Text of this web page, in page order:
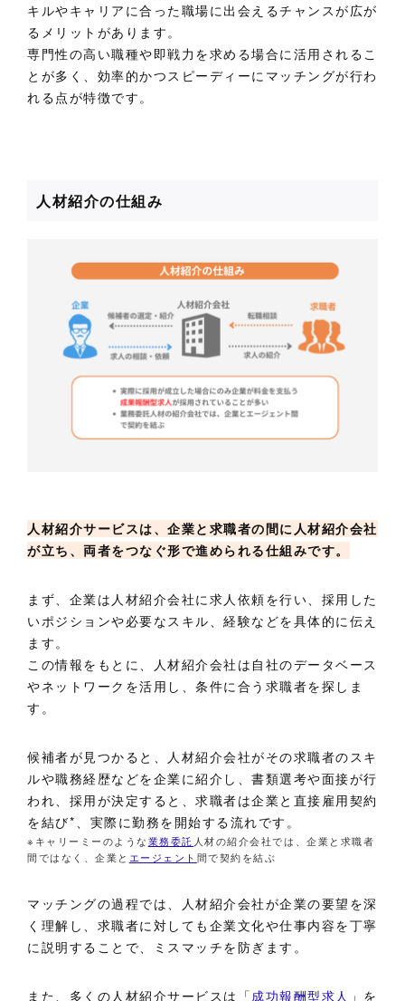
キルやキャリアに合った職場に出会えるチャンスが広が
るメリットがあります。
専門性の高い職種や即戦力を求める場合に活用されるこ
とが多く、効率的かつスピーディーにマッチングが行わ
れる点が特徴です。
人材紹介の仕組み
人材紹介サービスは、企業と求職者の間に人材紹介会社
が立ち、両者をつなぐ形で進められる仕組みです。
まず、企業は人材紹介会社に求人依頼を行い、採用した
いポジションや必要なスキル、経験などを具体的に伝え
ます。
この情報をもとに、人材紹介会社は自社のデータベース
やネットワークを活用し、条件に合う求職者を探しま
す。
候補者が見つかると、人材紹介会社がその求職者のスキ
ルや職務経歴などを企業に紹介し、書類選考や面接が行
われ、採用が決定すると、求職者は企業と直接雇用契約
を結び*、実際に勤務を開始する流れです。
※キャリーミーのような業務委託 人材の紹介会社では、企業と求職者
間ではなく、企業と エージェント 間で契約を結ぶ
マッチングの過程では、人材紹介会社が企業の要望を深
く理解し、求職者に対しても企業文化や仕事内容を丁寧
に説明することで、ミスマッチを防ぎます。
また、多くの人材紹介サービスは「成功報酬型求人 」を